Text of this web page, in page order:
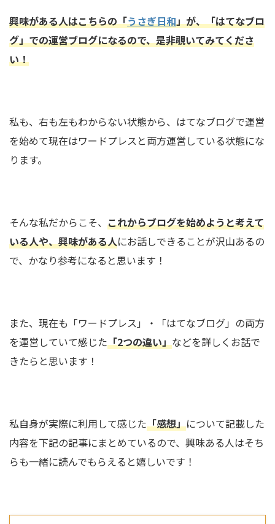
興味がある人はこちらの「うさぎ日和」が、「はてなブロ
グ」での運営ブログになるので、是非覗いてみてくださ
い！
私も、右も左もわからない状態から、はてなブログで運営
を始めて現在はワードプレスと両方運営している状態にな
ります。
そんな私だからこそ、 これからブログを始めようと考えて
いる人や、興味がある人にお話しできることが沢山あるの
で、かなり参考になると思います！
また、現在も「ワードプレス」・「はてなブログ」の両方
を運営していて感じた「2つの違い」などを詳しくお話で
きたらと思います！
私自身が実際に利用して感じた「感想」について記載した
内容を下記の記事にまとめているので、興味ある人はそち
らも一緒に読んでもらえると嬉しいです！